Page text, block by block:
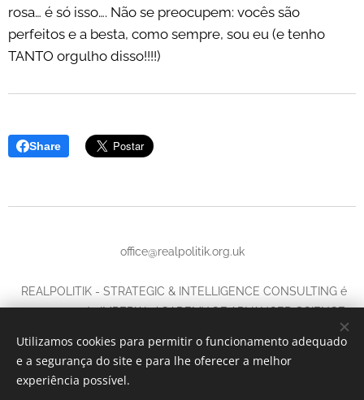
rosa… é só isso…. Não se preocupem: vocês são
perfeitos e a besta, como sempre, sou eu (e tenho
TANTO orgulho disso!!!!)
Share
office@realpolitik.org.uk
REALPOLITIK - STRATEGIC & INTELLIGENCE CONSULTING é
uma marca da IMPERIAL ACADEMY OF ADVANCED SCIENCE
Company number
71-75 Shelton Street, Covent Garden, London, United Kingdom,
Utilizamos cookies para permitir o funcionamento adequado
e a segurança do site e para lhe oferecer a melhor
experiência possível.